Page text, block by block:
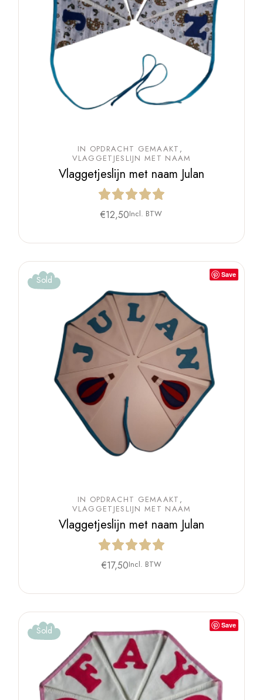
IN OPDRACHT GEMAAKT
VLAGGETJESLIJN MET NAAM
Vlaggetjeslijn met naam Julan
€12,50Incl. BTW
Save
Sold
IN OPDRACHT GEMAAKT
VLAGGETJESLIJN MET NAAM
Vlaggetjeslijn met naam Julan
€17,50Incl. BTW
Save
Sold